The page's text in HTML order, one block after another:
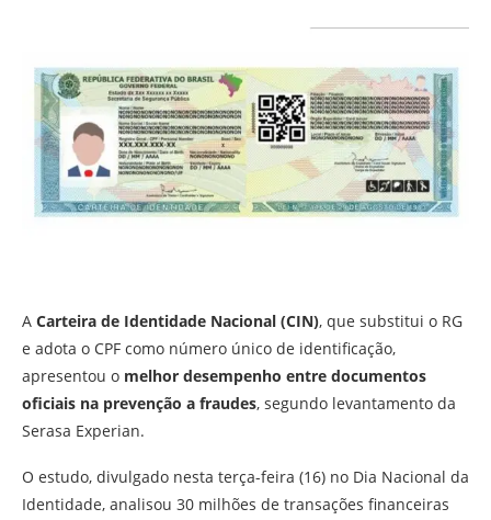
A Carteira de Identidade Nacional (CIN), que substitui o RG
e adota o CPF como número único de identificação,
apresentou o melhor desempenho entre documentos
oficiais na prevenção a fraudes, segundo levantamento da
Serasa Experian.
O estudo, divulgado nesta terça-feira (16) no Dia Nacional da
Identidade, analisou 30 milhões de transações financeiras